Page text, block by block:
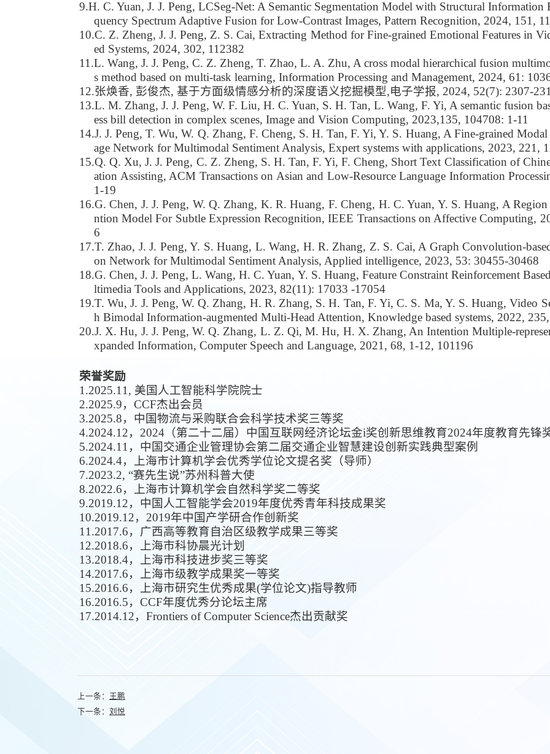
9.H. C. Yuan, J. J. Peng, LCSeg-Net: A Semantic Segmentation Model with Structural Information
quency Spectrum Adaptive Fusion for Low-Contrast Images, Pattern Recognition, 2024, 151,
10.C. Z. Zheng, J. J. Peng, Z. S. Cai, Extracting Method for Fine-grained Emotional Features in
ed Systems, 2024, 302, 112382
11.L. Wang, J. J. Peng, C. Z. Zheng, T. Zhao, L. A. Zhu, A cross modal hierarchical fusion
s method based on multi-task learning, Information Processing and Management, 2024, 61:
12.张焕香, 彭俊杰, 基于方面级情感分析的深度语义挖掘模型,电子学报, 2024, 52(7): 2307-
13.L. M. Zhang, J. J. Peng, W. F. Liu, H. C. Yuan, S. H. Tan, L. Wang, F. Yi, A semantic fusion
ess bill detection in complex scenes, Image and Vision Computing, 2023,135, 104708: 1-11
14.J. J. Peng, T. Wu, W. Q. Zhang, F. Cheng, S. H. Tan, F. Yi, Y. S. Huang, A Fine-grained
age Network for Multimodal Sentiment Analysis, Expert systems with applications, 2023, 221,
15.Q. Q. Xu, J. J. Peng, C. Z. Zheng, S. H. Tan, F. Yi, F. Cheng, Short Text Classification of
ation Assisting, ACM Transactions on Asian and Low-Resource Language Information
1-19
16.G. Chen, J. J. Peng, W. Q. Zhang, K. R. Huang, F. Cheng, H. C. Yuan, Y. S. Huang, A
ntion Model For Subtle Expression Recognition, IEEE Transactions on Affective Computing,
6
17.T. Zhao, J. J. Peng, Y. S. Huang, L. Wang, H. R. Zhang, Z. S. Cai, A Graph Convolution-
on Network for Multimodal Sentiment Analysis, Applied intelligence, 2023, 53: 30455-30468
18.G. Chen, J. J. Peng, L. Wang, H. C. Yuan, Y. S. Huang, Feature Constraint Reinforcement
ltimedia Tools and Applications, 2023, 82(11): 17033 -17054
19.T. Wu, J. J. Peng, W. Q. Zhang, H. R. Zhang, S. H. Tan, F. Yi, C. S. Ma, Y. S. Huang, Video
h Bimodal Information-augmented Multi-Head Attention, Knowledge based systems, 2022,
20.J. X. Hu, J. J. Peng, W. Q. Zhang, L. Z. Qi, M. Hu, H. X. Zhang, An Intention Multiple-
xpanded Information, Computer Speech and Language, 2021, 68, 1-12, 101196
荣誉奖励
1.2025.11, 美国人工智能科学院院士
2.2025.9，CCF杰出会员
3.2025.8，中国物流与采购联合会科学技术奖三等奖
4.2024.12，2024（第二十二届）中国互联网经济论坛金i奖创新思维教育2024年度教育先锋
5.2024.11，中国交通企业管理协会第二届交通企业智慧建设创新实践典型案例
6.2024.4，上海市计算机学会优秀学位论文提名奖（导师）
7.2023.2, “赛先生说”苏州科普大使
8.2022.6，上海市计算机学会自然科学奖二等奖
9.2019.12，中国人工智能学会2019年度优秀青年科技成果奖
10.2019.12，2019年中国产学研合作创新奖
11.2017.6，广西高等教育自治区级教学成果三等奖
12.2018.6，上海市科协晨光计划
13.2018.4，上海市科技进步奖三等奖
14.2017.6，上海市级教学成果奖一等奖
15.2016.6，上海市研究生优秀成果(学位论文)指导教师
16.2016.5，CCF年度优秀分论坛主席
17.2014.12，Frontiers of Computer Science杰出贡献奖
上一条： 王鹏
下一条： 刘悦